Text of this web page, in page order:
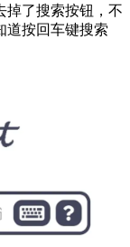
掉了搜索按钮，不
道按回车键搜索